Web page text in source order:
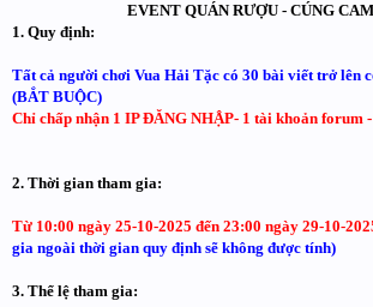
EVENT QUÁN RƯỢU - CÚNG
1. Quy định:
Tất cả người chơi Vua Hải Tặc có 30 bài viết trở lên
(BẮT BUỘC)
Chỉ chấp nhận 1 IP ĐĂNG NHẬP- 1 tài khoản forum
2. Thời gian tham gia:
Từ 10:00 ngày 25-10-2025 đến 23:00 ngày 29-10-
gia ngoài thời gian quy định sẽ không được tính)
3. Thể lệ tham gia: